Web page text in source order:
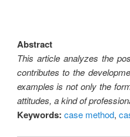
Abstract
This article analyzes the
contributes to the
examples is not only the
attitudes, a kind of
Keywords: case method,